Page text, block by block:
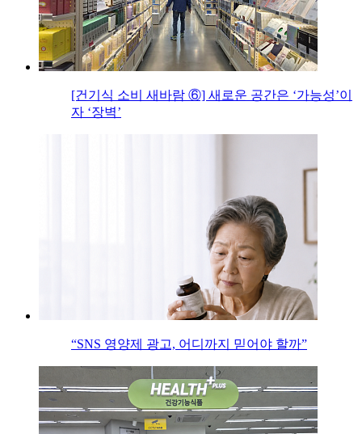
[건기식 소비 새바람 ⑥] 새로운 공간은 ‘가능성’이
자 ‘장벽’
“SNS 영양제 광고, 어디까지 믿어야 할까”